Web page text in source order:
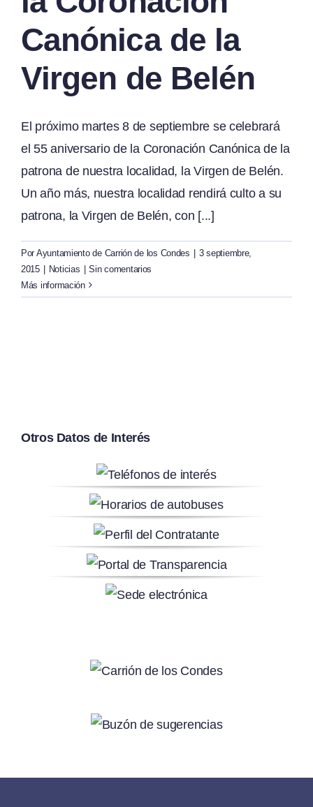
Canónica de la
Virgen de Belén
El próximo martes 8 de septiembre se celebrará
el 55 aniversario de la Coronación Canónica de la
patrona de nuestra localidad, la Virgen de Belén.
Un año más, nuestra localidad rendirá culto a su
patrona, la Virgen de Belén, con [...]
Por Ayuntamiento de Carrión de los Condes
3 septiembre,
2015
Noticias
Sin comentarios
Más información
Otros Datos de Interés